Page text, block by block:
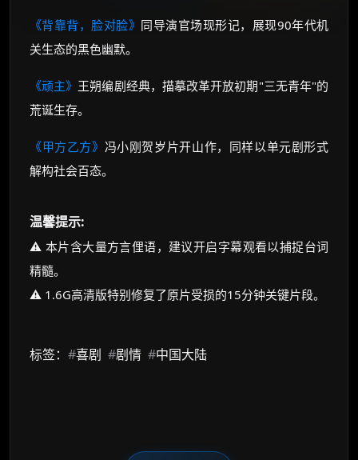
《背靠背，脸对脸》 同导演官场现形记，展现90年代机
关生态的黑色幽默。
《顽主》 王朔编剧经典，描摹改革开放初期"三无青年"的
荒诞生存。
《甲方乙方》 冯小刚贺岁片开山作，同样以单元剧形式
解构社会百态。
温馨提示:
⚠️ 本片含大量方言俚语，建议开启字幕观看以捕捉台词
精髓。
⚠️ 1.6G高清版特别修复了原片受损的15分钟关键片段。
标签： #喜剧 #剧情 #中国大陆